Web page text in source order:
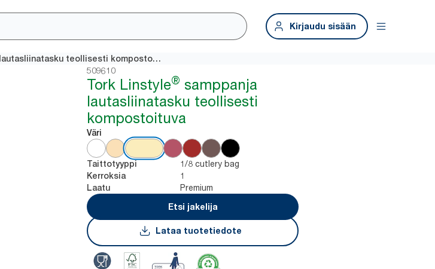
Kirjaudu sisään
Tork Linstyle® samppanja lautasliinatasku teollisesti kompostoituva
509610
Tork Linstyle® samppanja
lautasliinatasku teollisesti
kompostoituva
Väri
Taittotyyppi 1/8 cutlery bag
Kerroksia 1
Laatu
Premium
Etsi jakelija
Lataa tuotetiedote